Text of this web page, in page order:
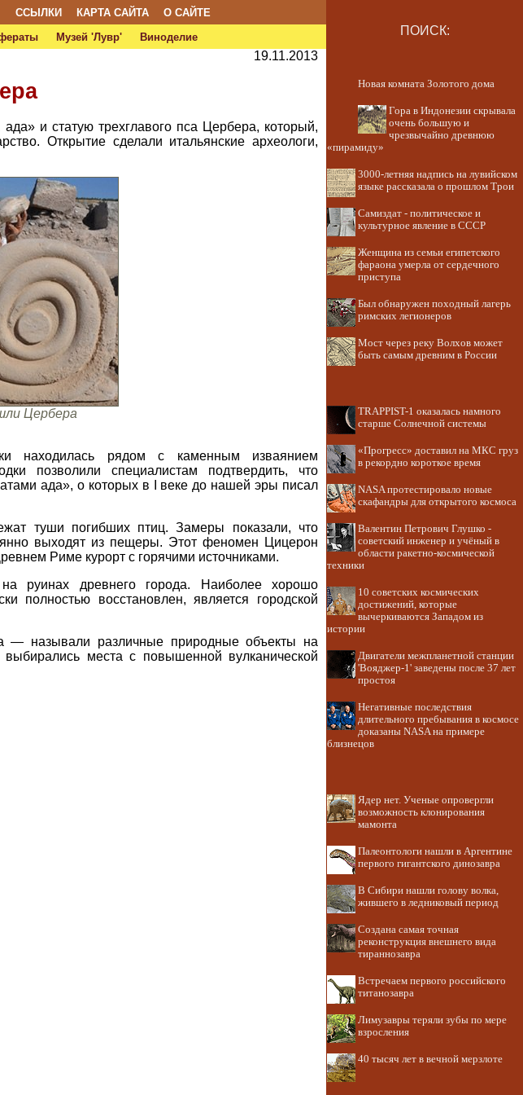
ССЫЛКИ КАРТА САЙТА
О САЙТЕ
Музей 'Лувр' Виноделие ПОИСК:
19.11.2013
и статую трехглавого пса Цербера, который,
Открытие сделали итальянские археологи,
Цербера
находилась рядом с каменным изваянием
позволили специалистам подтвердить, что
ада», о которых в I веке до нашей эры писал
туши погибших птиц. Замеры показали, что
выходят из пещеры. Этот феномен Цицерон
Риме курорт с горячими источниками.
руинах древнего города. Наиболее хорошо
полностью восстановлен, является городской
— называли различные природные объекты на
места с повышенной вулканической
Новая комната Золотого дома
Гора в Индонезии скрывала
очень большую и
чрезвычайно древнюю
«пирамиду»
3000-летняя надпись на лувийском
языке рассказала о прошлом Трои
Самиздат - политическое и
культурное явление в СССР
Женщина из семьи египетского
фараона умерла от сердечного
приступа
Был обнаружен походный лагерь
римских легионеров
Мост через реку Волхов может
быть самым древним в России
TRAPPIST-1 оказалась намного
старше Солнечной системы
«Прогресс» доставил на МКС груз
в рекордно короткое время
NASA протестировало новые
скафандры для открытого космоса
Валентин Петрович Глушко -
советский инженер и учёный в
области ракетно-космической
техники
10 советских космических
достижений, которые
вычеркиваются Западом из
истории
Двигатели межпланетной станции
'Вояджер-1' заведены после 37 лет
простоя
Негативные последствия
длительного пребывания в космосе
доказаны NASA на примере
близнецов
Ядер нет. Ученые опровергли
возможность клонирования
мамонта
Палеонтологи нашли в Аргентине
первого гигантского динозавра
В Сибири нашли голову волка,
жившего в ледниковый период
Создана самая точная
реконструкция внешнего вида
тираннозавра
Встречаем первого российского
титанозавра
Лимузавры теряли зубы по мере
взросления
40 тысяч лет в вечной мерзлоте